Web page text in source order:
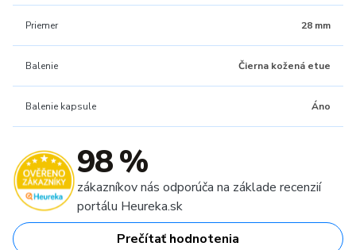
Priemer 28 mm
Balenie Čierna kožená etue
Balenie kapsule Áno
98 %
zákazníkov nás odporúča na základe recenzií
portálu Heureka.sk
Prečítať hodnotenia